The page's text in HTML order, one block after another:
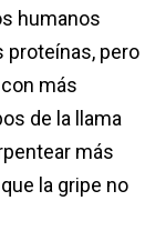
humanos
proteínas, pero
más
de la llama
más
la gripe no